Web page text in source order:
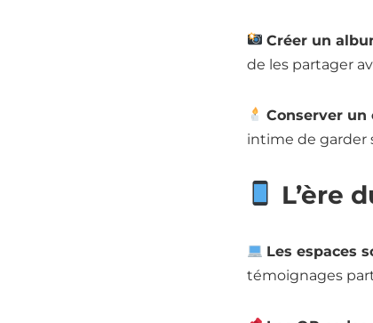
Créer un
de les partager
Conserver
intime de garder
L’ère
Les espaces
témoignages